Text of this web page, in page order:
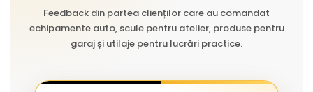
Feedback din partea clienților care au comandat
echipamente auto, scule pentru atelier, produse pentru
garaj și utilaje pentru lucrări practice.